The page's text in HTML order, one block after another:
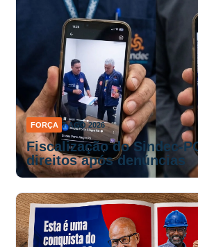
FORÇA 7 AGO 2026
Fiscalização do Sindec-
direitos após denúncias